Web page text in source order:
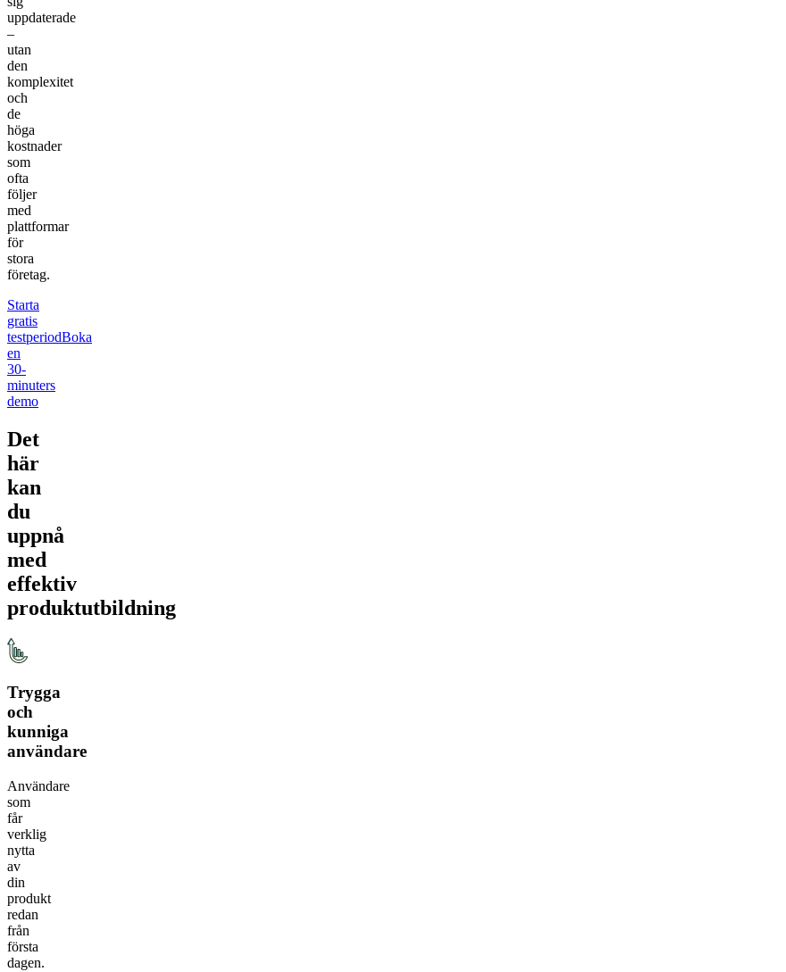
uppdaterade
–
utan
den
komplexitet
och
de
höga
kostnader
som
ofta
följer
med
plattformar
för
stora
företag.
Starta
gratis
testperiodBoka
en
30-
minuters
demo
Det
här
kan
du
uppnå
med
effektiv
produktutbildning
Trygga
och
kunniga
användare
Användare
som
får
verklig
nytta
av
din
produkt
redan
från
första
dagen.